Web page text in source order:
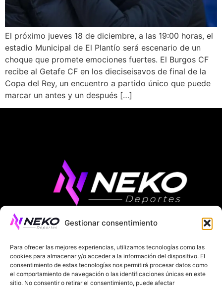
Gestionar consentimiento
Para ofrecer las mejores experiencias, utilizamos tecnologías como las
cookies para almacenar y/o acceder a la información del dispositivo. El
consentimiento de estas tecnologías nos permitirá procesar datos como
el comportamiento de navegación o las identificaciones únicas en este
sitio. No consentir o retirar el consentimiento, puede afectar
El próximo jueves 18 de diciembre, a las 19:00 horas, el
estadio Municipal de El Plantío será escenario de un
choque que promete emociones fuertes. El Burgos CF
recibe al Getafe CF en los dieciseisavos de final de la
Copa del Rey, un encuentro a partido único que puede
marcar un antes y un después […]
ÚLTIMAS NOTICIAS COMPETICIONES EUROPEAS
LA LIGA MUNDIAL 2026 FÚTBOL INTERNACIONAL
SOBRE NOSOTROS